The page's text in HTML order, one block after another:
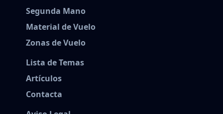
Segunda Mano
Material de Vuelo
Zonas de Vuelo
Lista de Temas
Artículos
Contacta